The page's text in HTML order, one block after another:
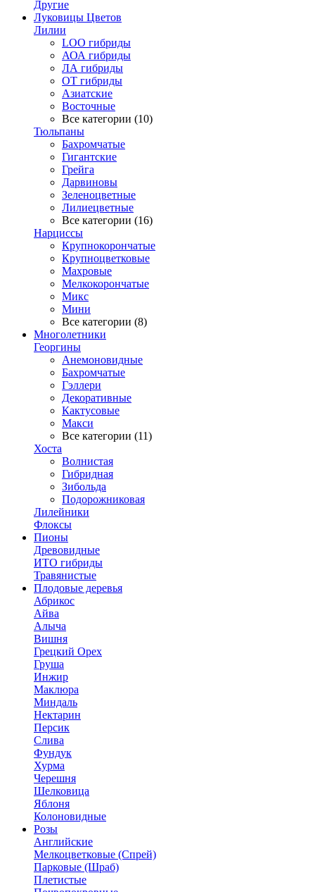
Другие
Луковицы Цветов
Лилии
LOO гибриды
АОА гибриды
ЛА гибриды
ОТ гибриды
Азиатские
Восточные
Все категории (10)
Тюльпаны
Бахромчатые
Гигантские
Грейга
Дарвиновы
Зеленоцветные
Лилиецветные
Все категории (16)
Нарциссы
Крупнокорончатые
Крупноцветковые
Махровые
Мелкокорончатые
Микс
Мини
Все категории (8)
Многолетники
Георгины
Анемоновидные
Бахромчатые
Гэллери
Декоративные
Кактусовые
Макси
Все категории (11)
Хоста
Волнистая
Гибридная
Зибольда
Подорожниковая
Лилейники
Флоксы
Пионы
Древовидные
ИТО гибриды
Травянистые
Плодовые деревья
Абрикос
Айва
Алыча
Вишня
Грецкий Орех
Груша
Инжир
Маклюра
Миндаль
Нектарин
Персик
Слива
Фундук
Хурма
Черешня
Шелковица
Яблоня
Колоновидные
Розы
Английские
Мелкоцветковые (Спрей)
Парковые (Шраб)
Плетистые